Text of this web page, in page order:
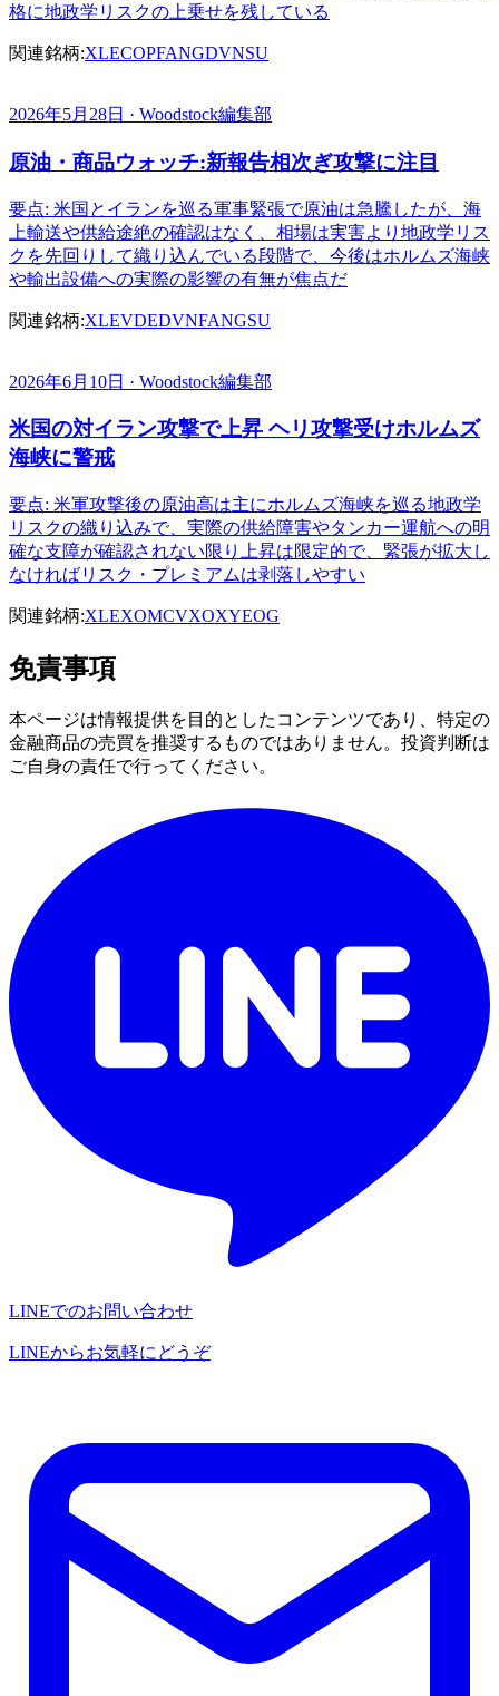
格に地政学リスクの上乗せを残している
関連銘柄:XLECOPFANGDVNSU
2026年5月28日 · Woodstock編集部
原油・商品ウォッチ:新報告相次ぎ攻撃に注目
要点: 米国とイランを巡る軍事緊張で原油は急騰したが、海
上輸送や供給途絶の確認はなく、相場は実害より地政学リス
クを先回りして織り込んでいる段階で、今後はホルムズ海峡
や輸出設備への実際の影響の有無が焦点だ
関連銘柄:XLEVDEDVNFANGSU
2026年6月10日 · Woodstock編集部
米国の対イラン攻撃で上昇 ヘリ攻撃受けホルムズ
海峡に警戒
要点: 米軍攻撃後の原油高は主にホルムズ海峡を巡る地政学
リスクの織り込みで、実際の供給障害やタンカー運航への明
確な支障が確認されない限り上昇は限定的で、緊張が拡大し
なければリスク・プレミアムは剥落しやすい
関連銘柄:XLEXOMCVXOXYEOG
免責事項
本ページは情報提供を目的としたコンテンツであり、特定の
金融商品の売買を推奨するものではありません。投資判断は
ご自身の責任で行ってください。
LINEでのお問い合わせ
LINEからお気軽にどうぞ